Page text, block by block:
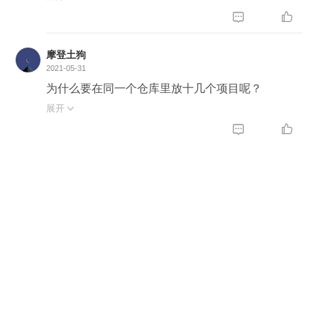
 
摩登土狗
2021-05-31
为什么要在同一个仓库里放十几个项目呢？
展开 
 